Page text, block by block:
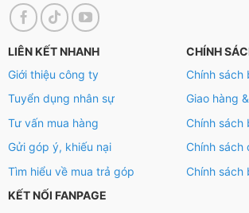
sinh tủ mát.
– Ngoài ra có các ngăn kệ có thể tháo
chuyển vị trí để tăng không gian lưu trữ.
– Vỉ có thể thay đổi linh hoạt tiện lợi,
lưu trữ sản phẩm.
LIÊN KẾT NHANH
Giới thiệu công ty
Tuyển dụng nhân sự
Tư vấn mua hàng
Gửi góp ý, khiếu nại
Tìm hiểu về mua trả góp
CHÍNH
Chính sách
Giao hàng
Chính sách
Chính sách
Chính sách
KẾT NỐI FANPAGE